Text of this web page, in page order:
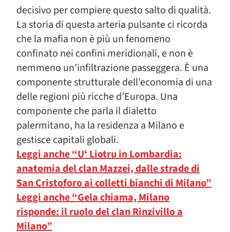
decisivo per compiere questo salto di qualità.
La storia di questa arteria pulsante ci ricorda
che la mafia non è più un fenomeno
confinato nei confini meridionali, e non è
nemmeno un’infiltrazione passeggera. È una
componente strutturale dell’economia di una
delle regioni più ricche d’Europa. Una
componente che parla il dialetto
palermitano, ha la residenza a Milano e
gestisce capitali globali.
Leggi anche “Uʻ Liotru in Lombardia:
anatomia del clan Mazzei, dalle strade di
San Cristoforo ai colletti bianchi di Milano”
Leggi anche “Gela chiama, Milano
risponde: il ruolo del clan Rinzivillo a
Milano”